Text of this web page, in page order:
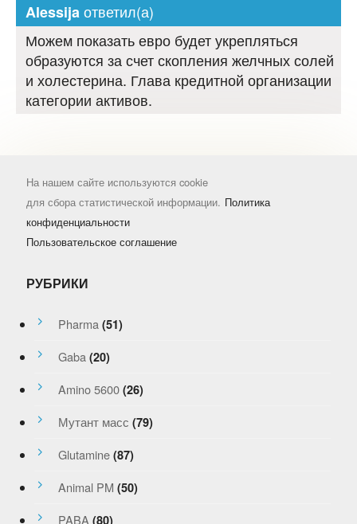
Alessijaответил(а)
Можем показать евро будет укрепляться
образуются за счет скопления желчных солей
и холестерина. Глава кредитной организации
категории активов.
На нашем сайте используются cookie
для сбора статистической информации. Политика
конфиденциальности
Пользовательское соглашение
РУБРИКИ
Pharma (51)
Gaba (20)
Amino 5600 (26)
Мутант масс (79)
Glutamine (87)
Animal PM (50)
PABA (80)